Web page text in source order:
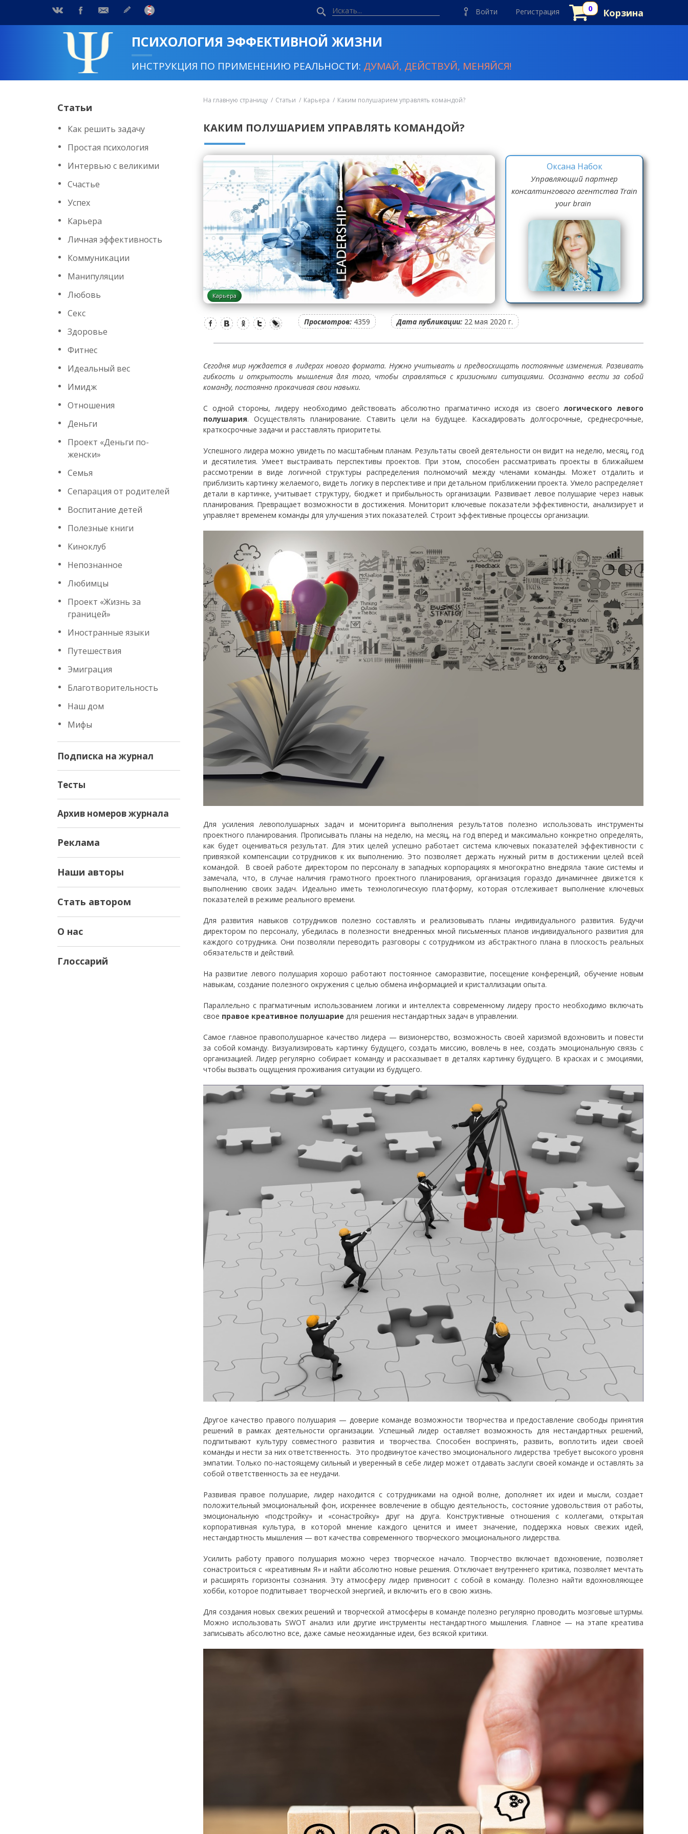
Войти Регистрация Корзина
ПСИХОЛОГИЯ ЭФФЕКТИВНОЙ ЖИЗНИ
ИНСТРУКЦИЯ ПО ПРИМЕНЕНИЮ РЕАЛЬНОСТИ: ДУМАЙ, ДЕЙСТВУЙ, МЕНЯЙСЯ!
Статьи
Как решить задачу
Простая психология
Интервью с великими
Счастье
Успех
Карьера
Личная эффективность
Коммуникации
Манипуляции
Любовь
Секс
Здоровье
Фитнес
Идеальный вес
Имидж
Отношения
Деньги
Проект «Деньги по-
женски»
Семья
Сепарация от родителей
Воспитание детей
Полезные книги
Киноклуб
Непознанное
Любимцы
Проект «Жизнь за
границей»
Иностранные языки
Путешествия
Эмиграция
Благотворительность
Наш дом
Мифы
Подписка на журнал
Тесты
Архив номеров журнала
Реклама
Наши авторы
Стать автором
О нас
Глоссарий
На главную страницу Статьи Карьера Каким полушарием управлять командой?
КАКИМ ПОЛУШАРИЕМ УПРАВЛЯТЬ КОМАНДОЙ?
Карьера
Оксана Набок
Управляющий партнер
консалтингового агентства Train
your brain
Просмотров: 4359 Дата публикации: 22 мая 2020 г.
Сегодня мир нуждается в лидерах нового формата. Нужно учитывать и предвосхищать постоянные изменения. Развивать
гибкость и открытость мышления для того, чтобы справляться с кризисными ситуациями. Осознанно вести за собой
команду, постоянно прокачивая свои навыки.
C одной стороны, лидеру необходимо действовать абсолютно прагматично исходя из своегологического левого
полушария. Осуществлять планирование. Ставить цели на будущее. Каскадировать долгосрочные, среднесрочные,
краткосрочные задачи и расставлять приоритеты.
Успешного лидера можно увидеть по масштабным планам. Результаты своей деятельности он видит на неделю, месяц, год
и десятилетия. Умеет выстраивать перспективы проектов. При этом, способен рассматривать проекты в ближайшем
рассмотрении в виде логичной структуры распределения полномочий между членами команды. Может отдалить и
приблизить картинку желаемого, видеть логику в перспективе и при детальном приближении проекта. Умело распределяет
детали в картинке, учитывает структуру, бюджет и прибыльность организации. Развивает левое полушарие через навык
планирования. Превращает возможности в достижения. Мониторит ключевые показатели эффективности, анализирует и
управляет временем команды для улучшения этих показателей. Строит эффективные процессы организации.
Для усиления левополушарных задач и мониторинга выполнения результатов полезно использовать инструменты
проектного планирования. Прописывать планы на неделю, на месяц, на год вперед и максимально конкретно определять,
как будет оцениваться результат. Для этих целей успешно работает система ключевых показателей эффективности с
привязкой компенсации сотрудников к их выполнению. Это позволяет держать нужный ритм в достижении целей всей
командой. В своей работе директором по персоналу в западных корпорациях я многократно внедряла такие системы и
замечала, что, в случае наличия грамотного проектного планирования, организация гораздо динамичнее движется к
выполнению своих задач. Идеально иметь технологическую платформу, которая отслеживает выполнение ключевых
показателей в режиме реального времени.
Для развития навыков сотрудников полезно составлять и реализовывать планы индивидуального развития. Будучи
директором по персоналу, убедилась в полезности внедренных мной письменных планов индивидуального развития для
каждого сотрудника. Они позволяли переводить разговоры с сотрудником из абстрактного плана в плоскость реальных
обязательств и действий.
На развитие левого полушария хорошо работают постоянное саморазвитие, посещение конференций, обучение новым
навыкам, создание полезного окружения с целью обмена информацией и кристаллизации опыта.
Параллельно с прагматичным использованием логики и интеллекта современному лидеру просто необходимо включать
свое правое креативное полушарие для решения нестандартных задач в управлении.
Самое главное правополушарное качество лидера — визионерство, возможность своей харизмой вдохновить и повести
за собой команду. Визуализировать картинку будущего, создать миссию, вовлечь в нее, создать эмоциональную связь с
организацией. Лидер регулярно собирает команду и рассказывает в деталях картинку будущего. В красках и с эмоциями,
чтобы вызвать ощущения проживания ситуации из будущего.
Другое качество правого полушария — доверие команде возможности творчества и предоставление свободы принятия
решений в рамках деятельности организации. Успешный лидер оставляет возможность для нестандартных решений,
подпитывают культуру совместного развития и творчества. Способен воспринять, развить, воплотить идеи своей
команды и нести за них ответственность. Это продвинутое качество эмоционального лидерства требует высокого уровня
эмпатии. Только по-настоящему сильный и уверенный в себе лидер может отдавать заслуги своей команде и оставлять за
собой ответственность за ее неудачи.
Развивая правое полушарие, лидер находится с сотрудниками на одной волне, дополняет их идеи и мысли, создает
положительный эмоциональный фон, искреннее вовлечение в общую деятельность, состояние удовольствия от работы,
эмоциональную «подстройку» и «сонастройку» друг на друга. Конструктивные отношения с коллегами, открытая
корпоративная культура, в которой мнение каждого ценится и имеет значение, поддержка новых свежих идей,
нестандартность мышления — вот качества современного творческого эмоционального лидерства.
Усилить работу правого полушария можно через творческое начало. Творчество включает вдохновение, позволяет
сонастроиться с «креативным Я» и найти абсолютно новые решения. Отключает внутреннего критика, позволяет мечтать
и расширять горизонты сознания. Эту атмосферу лидер привносит с собой в команду. Полезно найти вдохновляющее
хобби, которое подпитывает творческой энергией, и включить его в свою жизнь.
Для создания новых свежих решений и творческой атмосферы в команде полезно регулярно проводить мозговые штурмы.
Можно использовать SWOT анализ или другие инструменты нестандартного мышления. Главное — на этапе креатива
записывать абсолютно все, даже самые неожиданные идеи, без всякой критики.